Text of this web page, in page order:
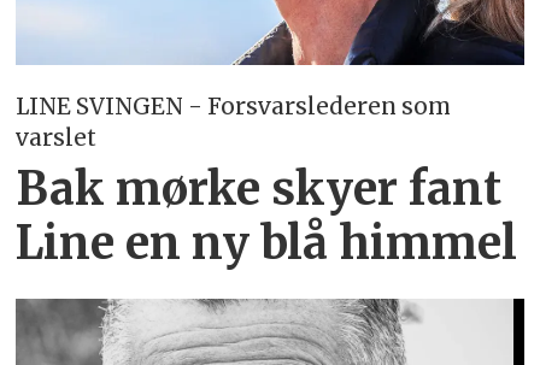
LINE SVINGEN - Forsvarslederen som
varslet
Bak mørke skyer fant
Line en ny blå himmel